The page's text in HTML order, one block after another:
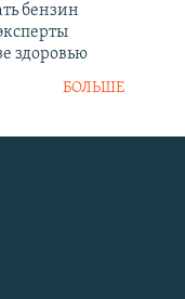
бензин
здоровью
БОЛЬШЕ